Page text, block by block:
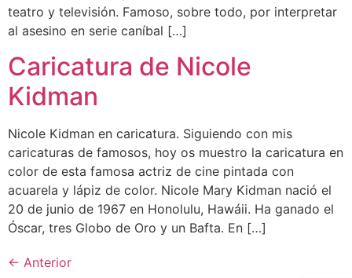
teatro y televisión. Famoso, sobre todo, por interpretar
al asesino en serie caníbal […]
Caricatura de Nicole
Kidman
Nicole Kidman en caricatura. Siguiendo con mis
caricaturas de famosos, hoy os muestro la caricatura en
color de esta famosa actriz de cine pintada con
acuarela y lápiz de color. Nicole Mary Kidman nació el
20 de junio de 1967 en Honolulu, Hawáii. Ha ganado el
Óscar, tres Globo de Oro y un Bafta. En […]
← Anterior